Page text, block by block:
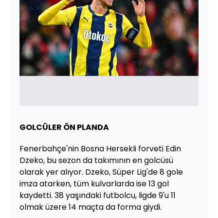
GOLCÜLER ÖN PLANDA
Fenerbahçe'nin Bosna Hersekli forveti Edin
Dzeko, bu sezon da takımının en golcüsü
olarak yer alıyor. Dzeko, Süper Lig'de 8 gole
imza atarken, tüm kulvarlarda ise 13 gol
kaydetti. 38 yaşındaki futbolcu, ligde 9'u 11
olmak üzere 14 maçta da forma giydi.